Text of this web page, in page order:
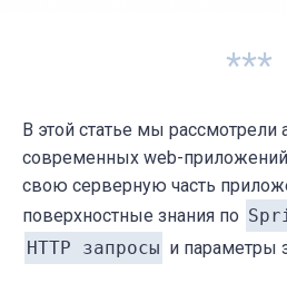
***
В этой статье мы рассмотрели
современных web-
свою серверную часть
поверхностные знания по
HTTP запросы и параметры